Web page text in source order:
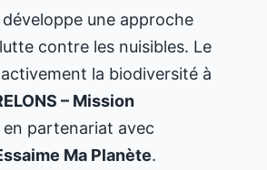
développe une approche
contre les nuisibles. Le
la biodiversité à
– Mission
en partenariat avec
Ma Planète.